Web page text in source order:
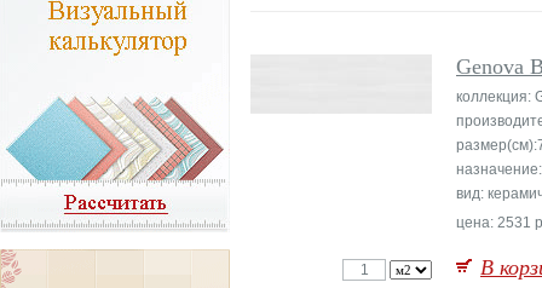
Genova
коллекция:
вид:
цена: 2531
В